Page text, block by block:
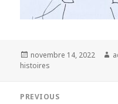
Posted
on
novembre 14, 2022
histoires
PREVIOUS